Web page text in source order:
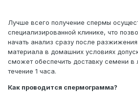
Лучше всего получение спермы
специализированной клинике, что
начать анализ сразу после
материала в домашних условиях
сможет обеспечить доставку семени в
течение 1 часа.
Как проводится спермограмма?